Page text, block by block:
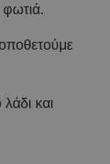
και